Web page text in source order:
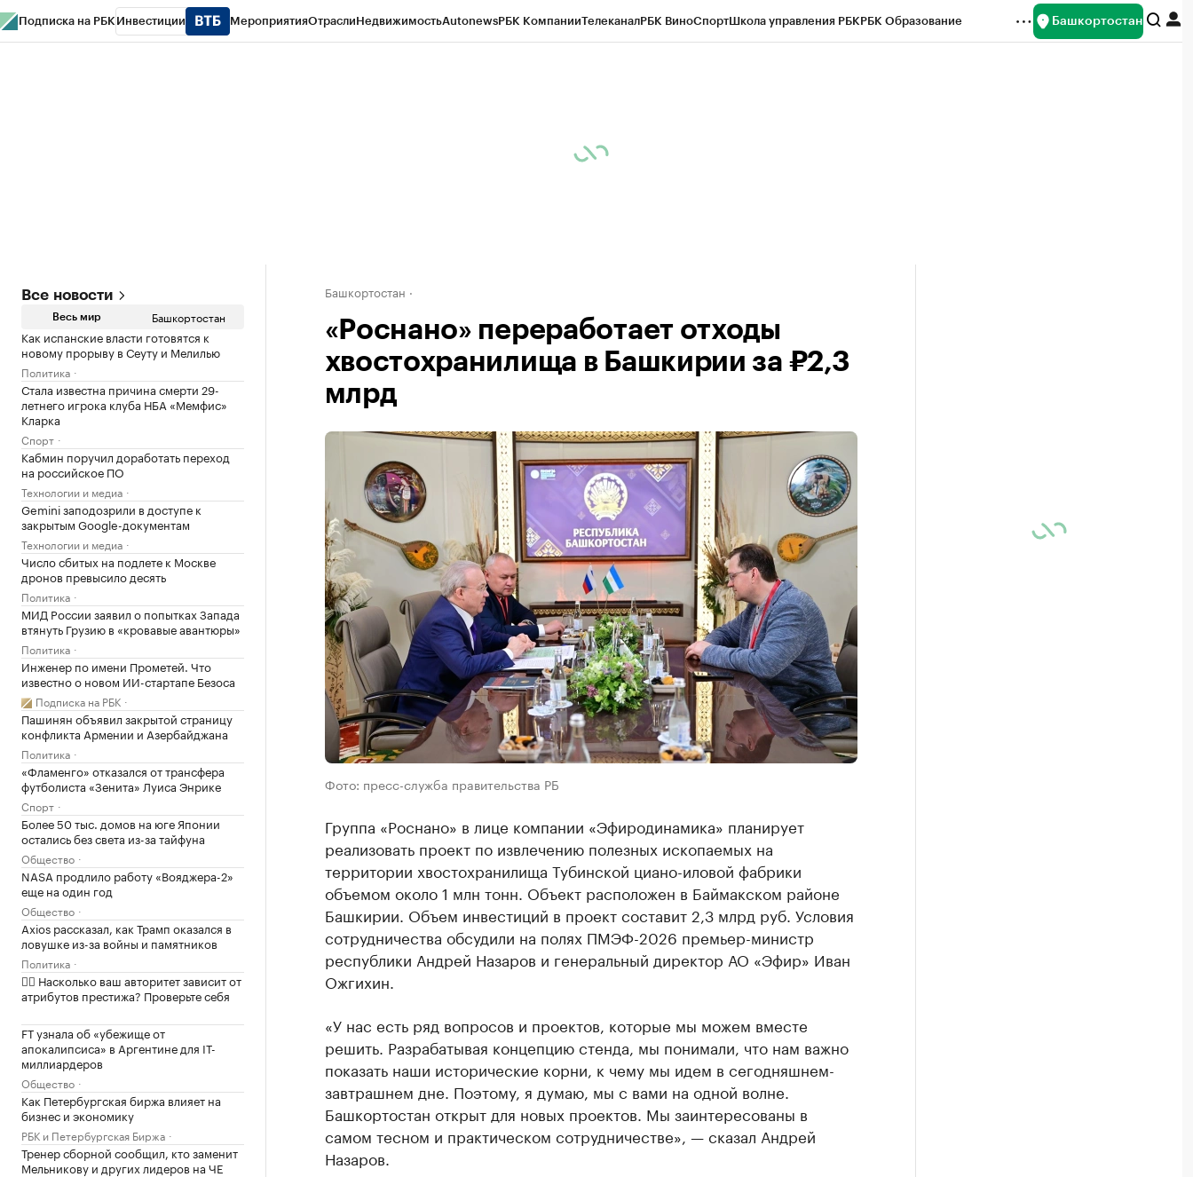
Подписка на РБК Инвестиции МероприятияОтраслиНедвижимостьAutonewsРБК КомпанииТелеканалРБК ВиноСпортШкола управления РБКРБК Образование Башкортостан
Все новости
Весь мир Башкортостан
Как испанские власти готовятся к
новому прорыву в Сеуту и Мелилью
Политика
Стала известна причина смерти 29-
летнего игрока клуба НБА «Мемфис»
Кларка
Спорт
Кабмин поручил доработать переход
на российское ПО
Технологии и медиа
Gemini заподозрили в доступе к
закрытым Google-документам
Технологии и медиа
Число сбитых на подлете к Москве
дронов превысило десять
Политика
МИД России заявил о попытках Запада
втянуть Грузию в «кровавые авантюры»
Политика
Инженер по имени Прометей. Что
известно о новом ИИ-стартапе Безоса
Подписка на РБК
Пашинян объявил закрытой страницу
конфликта Армении и Азербайджана
Политика
«Фламенго» отказался от трансфера
футболиста «Зенита» Луиса Энрике
Спорт
Более 50 тыс. домов на юге Японии
остались без света из-за тайфуна
Общество
NASA продлило работу «Вояджера-2»
еще на один год
Общество
Axios рассказал, как Трамп оказался в
ловушке из-за войны и памятников
Политика
✍🏻 Насколько ваш авторитет зависит от
атрибутов престижа? Проверьте себя
FT узнала об «убежище от
апокалипсиса» в Аргентине для IT-
миллиардеров
Общество
Как Петербургская биржа влияет на
бизнес и экономику
РБК и Петербургская Биржа
Тренер сборной сообщил, кто заменит
Мельникову и других лидеров на ЧЕ
Башкортостан
«Роснано» переработает отходы
хвостохранилища в Башкирии за ₽2,3
млрд
Фото: пресс-служба правительства РБ
Группа «Роснано» в лице компании «Эфиродинамика» планирует
реализовать проект по извлечению полезных ископаемых на
территории хвостохранилища Тубинской циано-иловой фабрики
объемом около 1 млн тонн. Объект расположен в Баймакском районе
Башкирии. Объем инвестиций в проект составит 2,3 млрд руб. Условия
сотрудничества обсудили на полях ПМЭФ-2026 премьер-министр
республики Андрей Назаров и генеральный директор АО «Эфир» Иван
Ожгихин.
«У нас есть ряд вопросов и проектов, которые мы можем вместе
решить. Разрабатывая концепцию стенда, мы понимали, что нам важно
показать наши исторические корни, к чему мы идем в сегодняшнем-
завтрашнем дне. Поэтому, я думаю, мы с вами на одной волне.
Башкортостан открыт для новых проектов. Мы заинтересованы в
самом тесном и практическом сотрудничестве», — сказал Андрей
Назаров.